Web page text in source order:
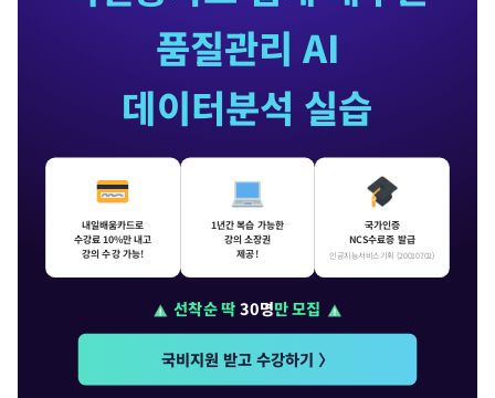
품질관리 AI
데이터분석 실습
내일배움카드로
수강료 10%만 내고
강의 수강 가능!
1년간 복습 가능한
강의 소장권
제공!
국가인증
NCS수료증 발급
인공지능서비스기획 (20010702)
선착순 딱30명만 모집
국비지원 받고 수강하기 〉